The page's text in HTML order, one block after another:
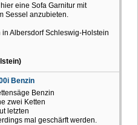
eine Sofa Garnitur mit
Sessel anzubieten.
Albersdorf Schleswig-Holstein
Benzin
Benzin
zwei Ketten
letzten
mal geschärft werden.